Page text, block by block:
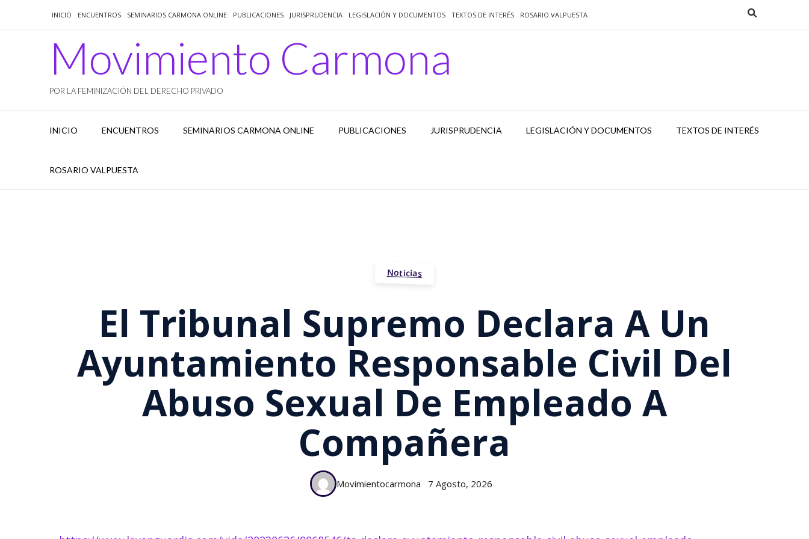
INICIO ENCUENTROS SEMINARIOS CARMONA ONLINE PUBLICACIONES JURISPRUDENCIA LEGISLACIÓN Y DOCUMENTOS TEXTOS DE INTERÉS ROSARIO VALPUESTA
Movimiento Carmona
POR LA FEMINIZACIÓN DEL DERECHO PRIVADO
INICIO ENCUENTROS SEMINARIOS CARMONA ONLINE PUBLICACIONES JURISPRUDENCIA LEGISLACIÓN Y DOCUMENTOS TEXTOS DE INTERÉS
ROSARIO VALPUESTA
Noticias
El Tribunal Supremo Declara A Un
Ayuntamiento Responsable Civil Del
Abuso Sexual De Empleado A
Compañera
Movimientocarmona 7 Agosto, 2026